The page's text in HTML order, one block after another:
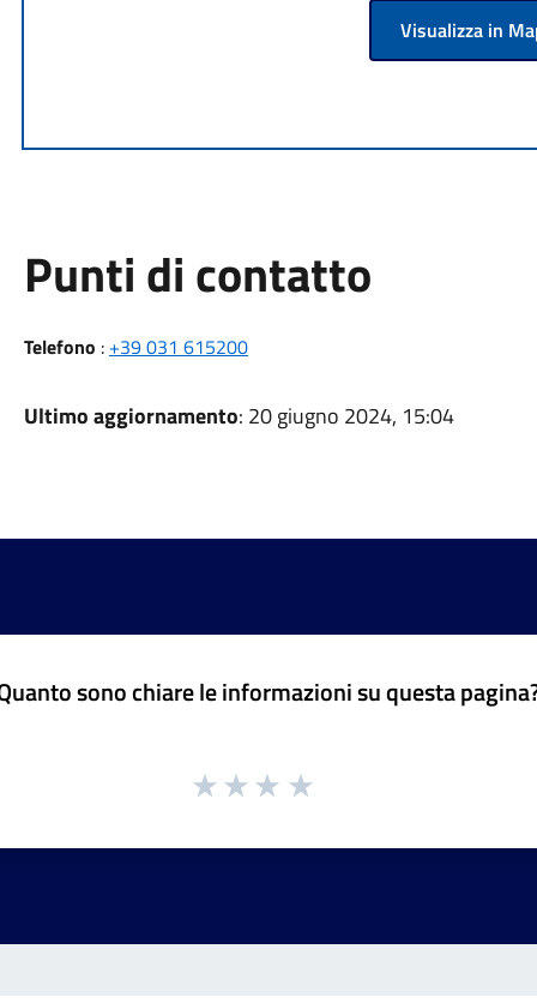
Visualizza in
Punti di contatto
Telefono : +39 031 615200
Ultimo aggiornamento: 20 giugno 2024, 15:04
sono chiare le informazioni su questa